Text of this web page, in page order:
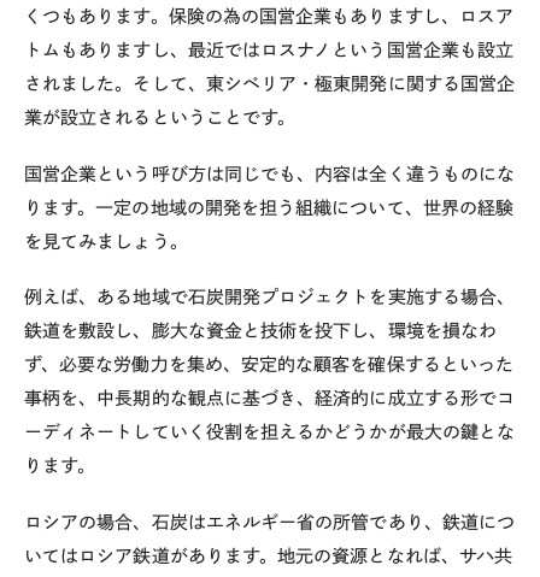
くつもあります。保険の為の国営企業もありますし、ロスア
トムもありますし、最近ではロスナノという国営企業も設立
されました。そして、東シベリア・極東開発に関する国営企
業が設立されるということです。
国営企業という呼び方は同じでも、内容は全く違うものにな
ります。一定の地域の開発を担う組織について、世界の経験
を見てみましょう。
例えば、ある地域で石炭開発プロジェクトを実施する場合、
鉄道を敷設し、膨大な資金と技術を投下し、環境を損なわ
ず、必要な労働力を集め、安定的な顧客を確保するといった
事柄を、中長期的な観点に基づき、経済的に成立する形でコ
ーディネートしていく役割を担えるかどうかが最大の鍵とな
ります。
ロシアの場合、石炭はエネルギー省の所管であり、鉄道につ
いてはロシア鉄道があります。地元の資源となれば、サハ共